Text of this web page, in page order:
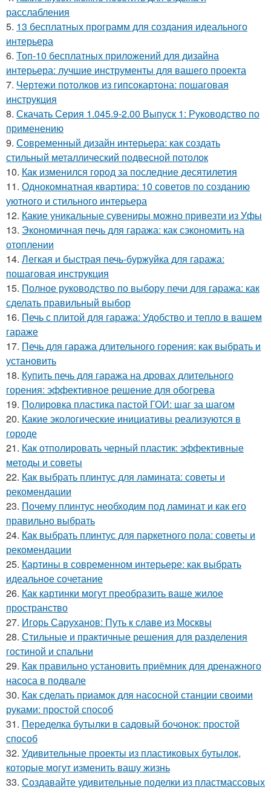
расслабления
5. 13 бесплатных программ для создания идеального
интерьера
6. Топ-10 бесплатных приложений для дизайна
интерьера: лучшие инструменты для вашего проекта
7. Чертежи потолков из гипсокартона: пошаговая
инструкция
8. Скачать Серия 1.045.9-2.00 Выпуск 1: Руководство по
применению
9. Современный дизайн интерьера: как создать
стильный металлический подвесной потолок
10. Как изменился город за последние десятилетия
11. Однокомнатная квартира: 10 советов по созданию
уютного и стильного интерьера
12. Какие уникальные сувениры можно привезти из Уфы
13. Экономичная печь для гаража: как сэкономить на
отоплении
14. Легкая и быстрая печь-буржуйка для гаража:
пошаговая инструкция
15. Полное руководство по выбору печи для гаража: как
сделать правильный выбор
16. Печь с плитой для гаража: Удобство и тепло в вашем
гараже
17. Печь для гаража длительного горения: как выбрать и
установить
18. Купить печь для гаража на дровах длительного
горения: эффективное решение для обогрева
19. Полировка пластика пастой ГОИ: шаг за шагом
20. Какие экологические инициативы реализуются в
городе
21. Как отполировать черный пластик: эффективные
методы и советы
22. Как выбрать плинтус для ламината: советы и
рекомендации
23. Почему плинтус необходим под ламинат и как его
правильно выбрать
24. Как выбрать плинтус для паркетного пола: советы и
рекомендации
25. Картины в современном интерьере: как выбрать
идеальное сочетание
26. Как картинки могут преобразить ваше жилое
пространство
27. Игорь Саруханов: Путь к славе из Москвы
28. Стильные и практичные решения для разделения
гостиной и спальни
29. Как правильно установить приёмник для дренажного
насоса в подвале
30. Как сделать приамок для насосной станции своими
руками: простой способ
31. Переделка бутылки в садовый бочонок: простой
способ
32. Удивительные проекты из пластиковых бутылок,
которые могут изменить вашу жизнь
33. Создавайте удивительные поделки из пластмассовых